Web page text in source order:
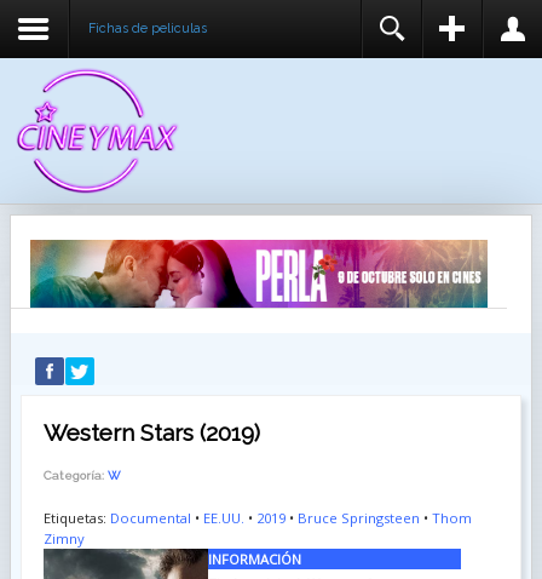
Fichas de peliculas
RECUÉRDEME
IDENTIFICARSE
REGISTER
Western Stars (2019)
Categoría: W
Etiquetas: Documental • EE.UU. • 2019• Bruce Springsteen • Thom
Zimny
INFORMACIÓN